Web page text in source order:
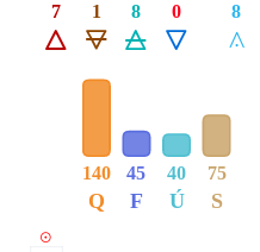
Á
7
Ë
1
Ô
8
Ê
0
Å
8
Q
140
F
45
Ú
40
S
75
M